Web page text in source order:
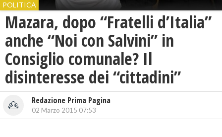
POLITICA
Mazara, dopo “Fratelli d’Italia”
anche “Noi con Salvini” in
Consiglio comunale? Il
disinteresse dei “cittadini”
Redazione Prima Pagina
02 Marzo 2015 07:53